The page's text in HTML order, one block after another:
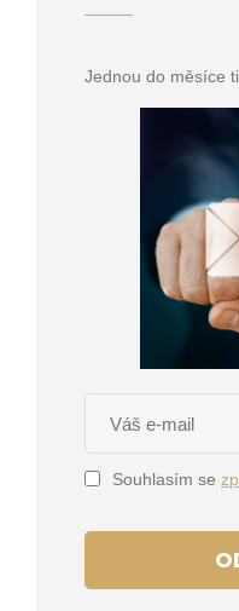
Jednou do měsíce
Souhlasím se